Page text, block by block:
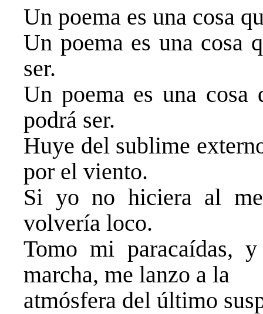
Un poema es una cosa
Un poema es una cosa
ser.
Un poema es una cosa
podrá ser.
Huye del sublime
por el viento.
Si yo no hiciera al
volvería loco.
Tomo mi paracaídas,
marcha, me lanzo a la
atmósfera del último